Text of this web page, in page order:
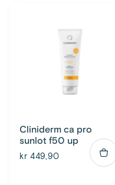
Cliniderm ca pro
sunlot f50 up
kr 449,90